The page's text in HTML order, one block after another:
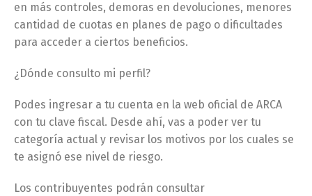
en más controles, demoras en devoluciones, menores
cantidad de cuotas en planes de pago o dificultades
para acceder a ciertos beneficios.
¿Dónde consulto mi perfil?
Podes ingresar a tu cuenta en la web oficial de ARCA
con tu clave fiscal. Desde ahí, vas a poder ver tu
categoría actual y revisar los motivos por los cuales se
te asignó ese nivel de riesgo.
Los contribuyentes podrán consultar